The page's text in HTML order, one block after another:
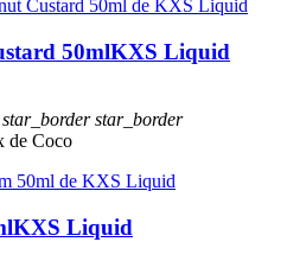
50mlKXS Liquid
star_borderstar_border
de Coco
KXS Liquid